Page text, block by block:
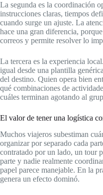
La segunda es la coordinación
instrucciones claras, tiempos
cuando surge un ajuste. La
hace una gran diferencia,
correos y permite resolver lo
La tercera es la experiencia
igual desde una plantilla
del destino. Quien opera bien
qué combinaciones de
cuáles terminan agotando al
El valor de tener una logística
Muchos viajeros subestiman
organizar por separado cada
contratado por un lado, un tour
parte y nadie realmente
papel parece manejable. En la
genera un efecto dominó.